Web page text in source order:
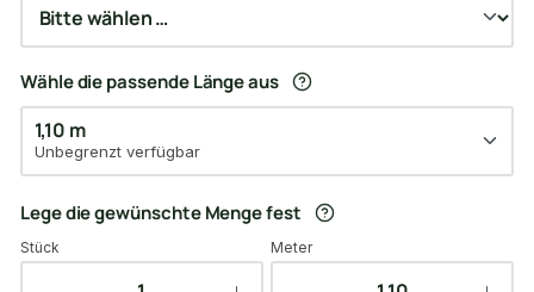
Wähle die passende Länge aus
1,10 m
Unbegrenzt verfügbar
Lege die gewünschte Menge fest
Stück Meter